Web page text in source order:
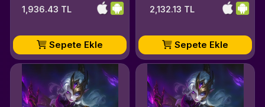
1,936.43 TL
Sepete Ekle
2,132.13 TL
Sepete Ekle